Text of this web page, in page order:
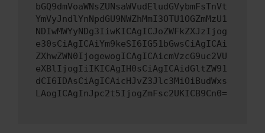
bGQ9dmVoaWNsZUNsaWVudEludGVybmFsTnVt
YmVyJndlYnNpdGU9NWZhMmI3OTU1OGZmMzU1
NDIwMWYyNDg3IiwKICAgICJoZWFkZXJzIjog
e30sCiAgICAiYm9keSI6IG51bGwsCiAgICAi
ZXhwZWN0IjogewogICAgICAicmVzcG9uc2VU
eXBlIjogIiIKICAgIH0sCiAgICAidGltZW91
dCI6IDAsCiAgICAicHJvZ3Jlc3MiOiBudWxs
LAogICAgInJpc2t5IjogZmFsc2UKICB9Cn0=